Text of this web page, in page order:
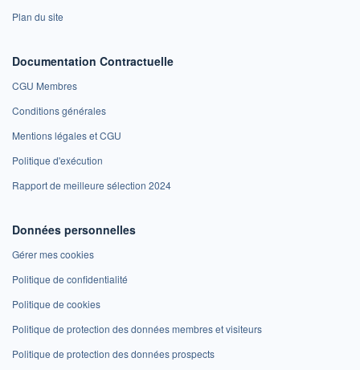
Plan du site
Documentation Contractuelle
CGU Membres
Conditions générales
Mentions légales et CGU
Politique d'exécution
Rapport de meilleure sélection 2024
Données personnelles
Gérer mes cookies
Politique de confidentialité
Politique de cookies
Politique de protection des données membres et visiteurs
Politique de protection des données prospects